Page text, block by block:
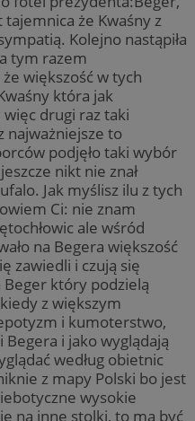
że Kwaśny z
Kolejno nastąpiła
tym razem
że większość w tych
która jak
drugi raz taki
najważniejsze to
podjęło taki wybór
nikt nie znał
Jak myślisz ilu z tych
Ci: nie znam
ale wśród
na Begera większość
zawiedli i czują się
Beger który podzielą
z większym
i kumoterstwo,
i jako wyglądają
według obietnic
z mapy Polski bo jest
wysokie
na inne stolki, to ma być